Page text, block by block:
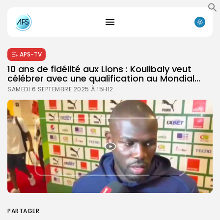
APS-TV
10 ans de fidélité aux Lions : Koulibaly veut
célébrer avec une qualification au Mondial…
SAMEDI 6 SEPTEMBRE 2025 À 15H12
PARTAGER